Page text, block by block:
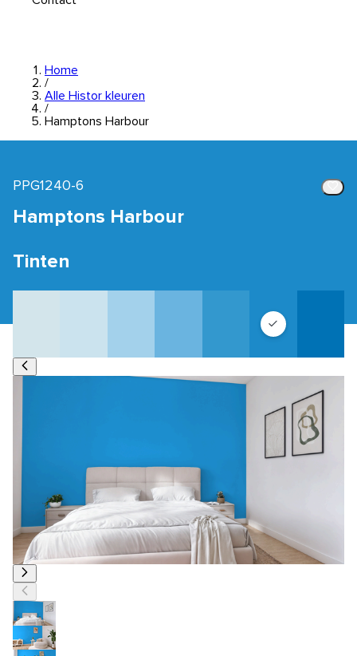
Home
/
Alle Histor kleuren
/
Hamptons Harbour
PPG1240-6
Hamptons Harbour
Tinten